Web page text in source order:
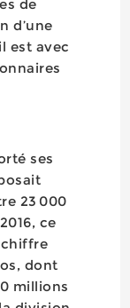
de
d’une
est avec
ses
23 000
ce
dont
millions